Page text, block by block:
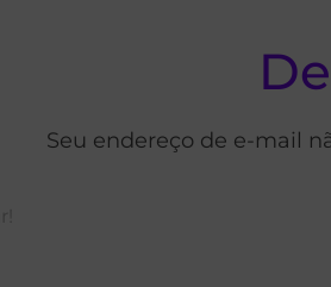
Seu endereço de e-mail